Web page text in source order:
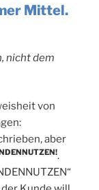
Mittel.
nicht dem
von
aber
.